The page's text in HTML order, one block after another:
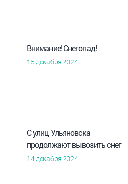
Внимание! Снегопад!
15 декабря 2024
С улиц Ульяновска
продолжают вывозить снег
14 декабря 2024